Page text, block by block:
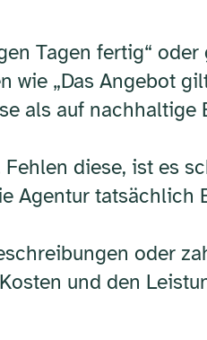
Tagen fertig“
„Das Angebot
als auf nachhaltige
diese, ist es
Agentur tatsächlich
oder
und den